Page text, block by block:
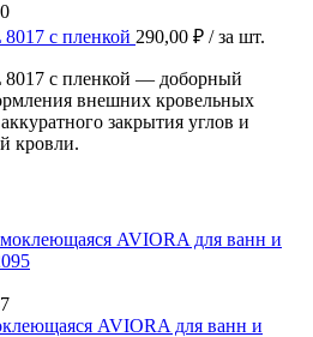
с пленкой 290,00 ₽ / за шт.
с пленкой — доборный
внешних кровельных
закрытия углов и
кровли.
AVIORA для ванн и